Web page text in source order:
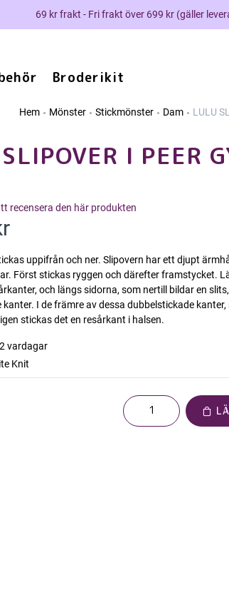
69 kr frakt - Fri frakt över 699 kr (gäller
Broderikit
Hem Mönster Stickmönster Dam LULU
I PEER
recensera den här produkten
uppifrån och ner. Slipovern har ett djupt
Först stickas ryggen och därefter framstycket.
och längs sidorna, som nertill bildar en
I de främre av dessa dubbelstickade
stickas det en resårkant i halsen.
vardagar
Knit